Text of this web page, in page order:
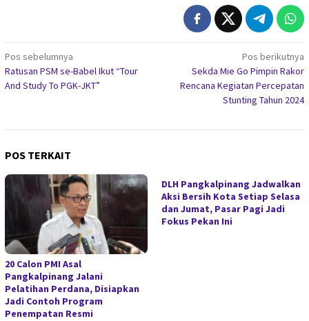
Navigasi
pos
Pos sebelumnya
Ratusan PSM se-Babel Ikut “Tour
And Study To PGK-JKT”
Pos berikutnya
Sekda Mie Go Pimpin Rakor
Rencana Kegiatan Percepatan
Stunting Tahun 2024
POS TERKAIT
20 Calon PMI Asal
Pangkalpinang Jalani
Pelatihan Perdana, Disiapkan
Jadi Contoh Program
Penempatan Resmi
DLH Pangkalpinang Jadwalkan
Aksi Bersih Kota Setiap Selasa
dan Jumat, Pasar Pagi Jadi
Fokus Pekan Ini